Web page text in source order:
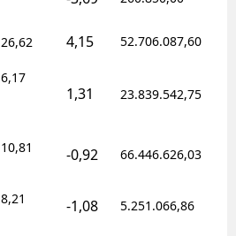
26,62 4,15 52.706.087,60
6,17
1,31 23.839.542,75
10,81 -0,92 66.446.626,03
8,21 -1,08 5.251.066,86